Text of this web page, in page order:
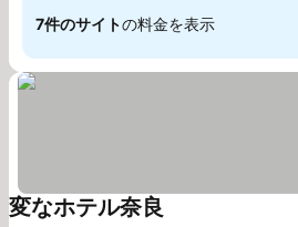
7件のサイトの料金を表示
変なホテル奈良